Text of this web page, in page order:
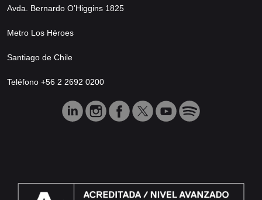
Avda. Bernardo O’Higgins 1825
Metro Los Héroes
Santiago de Chile
Teléfono +56 2 2692 0200